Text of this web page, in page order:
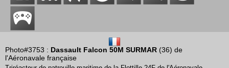
Photo#3753 : Dassault Falcon 50M SURMAR (36) de
l'Aéronavale française